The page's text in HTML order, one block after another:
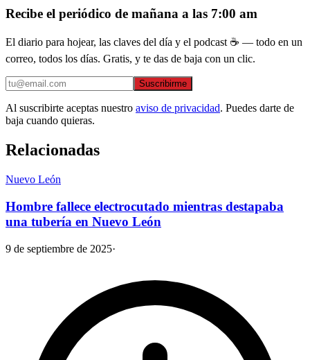
Recibe el periódico de mañana a las 7:00 am
El diario para hojear, las claves del día y el podcast ☕ — todo en un
correo, todos los días. Gratis, y te das de baja con un clic.
Suscribirme
Al suscribirte aceptas nuestro aviso de privacidad. Puedes darte de
baja cuando quieras.
Relacionadas
Nuevo León
Hombre fallece electrocutado mientras destapaba
una tubería en Nuevo León
9 de septiembre de 2025·